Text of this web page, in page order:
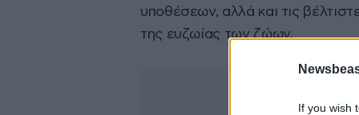
If you wish
υποθέσεων, αλλά και τις
της ευζωίας των ζώων.